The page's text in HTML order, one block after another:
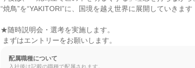
“焼鳥”を“YAKITORI”に、国境を越え世界に展開していきます
★随時説明会・選考を実施します。
まずはエントリーをお願いします。
配属職種について
入社後は記載の職種で配属されます。